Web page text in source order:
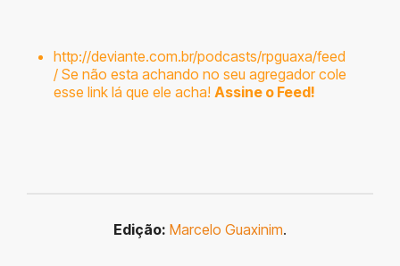
http://deviante.com.br/podcasts/rpguaxa/feed
/ Se não esta achando no seu agregador cole
esse link lá que ele acha! Assine o Feed!
Edição: Marcelo Guaxinim.